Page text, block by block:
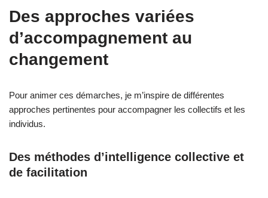
Des approches variées
d’accompagnement au
changement
Pour animer ces démarches, je m’inspire de différentes
approches pertinentes pour accompagner les collectifs et les
individus.
Des méthodes d’intelligence collective et
de facilitation